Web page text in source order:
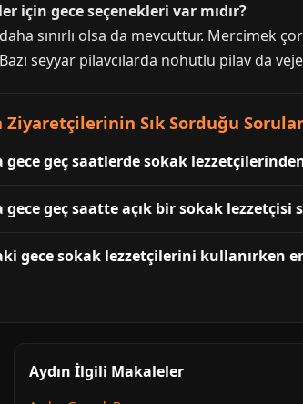
için gece seçenekleri var mıdır?
sınırlı olsa da mevcuttur. Mercimek
seyyar pilavcılarda nohutlu pilav da
Ziyaretçilerinin Sık Sorduğu Sorular
gece geç saatlerde sokak
gece geç saatte açık bir sokak
gece sokak lezzetçilerini kullanırken
Aydın İlgili Makaleler